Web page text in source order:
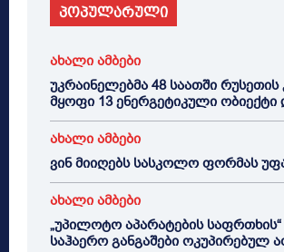
პოპულარული
ახალი ამბები
უკრაინელებმა 48 საათში
მყოფი 13 ენერგეტიკული ობიექტი
ახალი ამბები
ვინ მიიღებს სასკოლო ფორმას
ახალი ამბები
„უპილოტო აპარატების
საჰაერო განგაშები ოკუპირებულ